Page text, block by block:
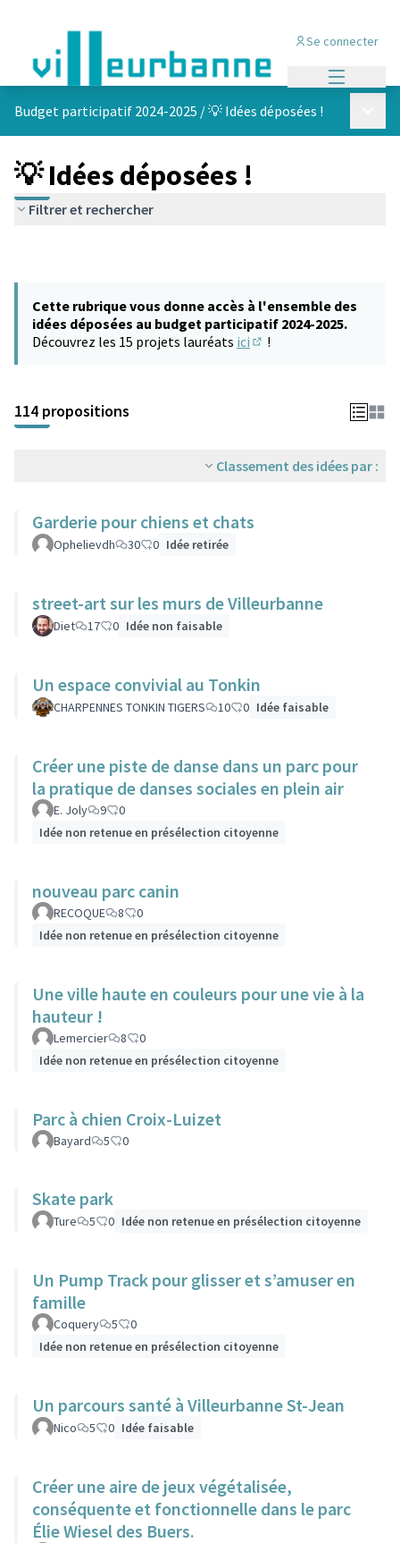
Se connecter
Budget participatif 2024-2025 /💡 Idées déposées !
💡 Idées déposées !
Filtrer et rechercher
Cette rubrique vous donne accès à l'ensemble des
idées déposées au budget participatif 2024-2025.
Découvrez les 15 projets lauréats ici !
114 propositions
Classement des idées par :
Garderie pour chiens et chats
Ophelievdh 30 0 Idée retirée
street-art sur les murs de Villeurbanne
Diet 17 0 Idée non faisable
Un espace convivial au Tonkin
CHARPENNES TONKIN TIGERS 10 0 Idée faisable
Créer une piste de danse dans un parc pour
la pratique de danses sociales en plein air
E. Joly 9
0
Idée non retenue en présélection citoyenne
nouveau parc canin
RECOQUE 8
0
Idée non retenue en présélection citoyenne
Une ville haute en couleurs pour une vie à la
hauteur !
Lemercier 8
0
Idée non retenue en présélection citoyenne
Parc à chien Croix-Luizet
Bayard 5 0
Skate park
Ture 5 0 Idée non retenue en présélection citoyenne
Un Pump Track pour glisser et s’amuser en
famille
Coquery 5
0
Idée non retenue en présélection citoyenne
Un parcours santé à Villeurbanne St-Jean
Nico 5 0 Idée faisable
Créer une aire de jeux végétalisée,
conséquente et fonctionnelle dans le parc
Élie Wiesel des Buers.